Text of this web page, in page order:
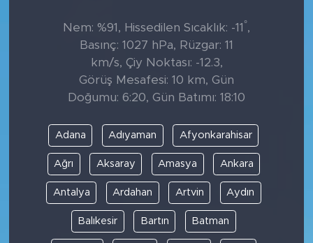
Nem: %91, Hissedilen Sıcaklık: -11 °,
Basınç: 1027 hPa, Rüzgar: 11
km/s, Çiy Noktası: -12.3,
Görüş Mesafesi: 10 km, Gün
Doğumu: 6:20, Gün Batımı: 18:10
Adana Adıyaman Afyonkarahisar
Ağrı Aksaray Amasya Ankara
Antalya Ardahan Artvin Aydın
Balıkesir Bartın Batman